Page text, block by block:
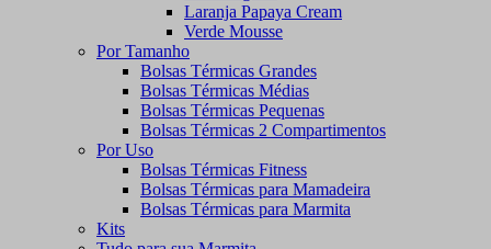
Laranja Papaya Cream
Verde Mousse
Por Tamanho
Bolsas Térmicas Grandes
Bolsas Térmicas Médias
Bolsas Térmicas Pequenas
Bolsas Térmicas 2 Compartimentos
Por Uso
Bolsas Térmicas Fitness
Bolsas Térmicas para Mamadeira
Bolsas Térmicas para Marmita
Kits